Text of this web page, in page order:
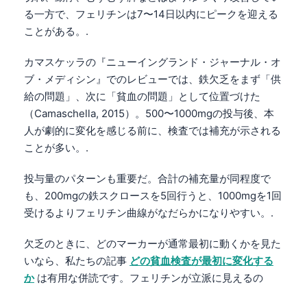
る一方で、フェリチンは7〜14日以内にピークを迎える
ことがある。.
カマスケッラの『ニューイングランド・ジャーナル・オ
ブ・メディシン』でのレビューでは、鉄欠乏をまず「供
給の問題」、次に「貧血の問題」として位置づけた
（Camaschella, 2015）。500〜1000mgの投与後、本
人が劇的に変化を感じる前に、検査では補充が示される
ことが多い。.
投与量のパターンも重要だ。合計の補充量が同程度で
も、200mgの鉄スクロースを5回行うと、1000mgを1回
受けるよりフェリチン曲線がなだらかになりやすい。.
欠乏のときに、どのマーカーが通常最初に動くかを見た
いなら、私たちの記事 どの貧血検査が最初に変化する
かは有用な併読です。フェリチンが立派に見えるの